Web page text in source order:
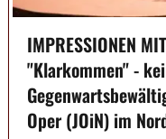
IMPRESSIONEN
"Klarkommen" -
Oper (JOiN) im